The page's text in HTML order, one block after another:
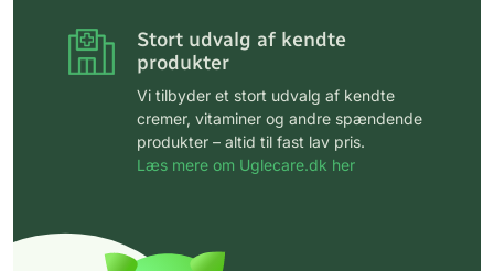
Stort udvalg af kendte
produkter
Vi tilbyder et stort udvalg af kendte
cremer, vitaminer og andre spændende
produkter – altid til fast lav pris.
Læs mere om Uglecare.dk her